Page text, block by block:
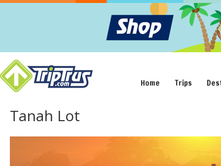
Home Trips
Tanah Lot